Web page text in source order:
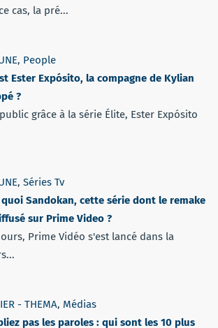
cas, la pré...
, People
Ester Expósito, la compagne de Kylian
?
grâce à la série Élite, Ester Expósito
, Séries Tv
quoi Sandokan, cette série dont le remake
sur Prime Video ?
Prime Vidéo s'est lancé dans la
- THEMA, Médias
pas les paroles : qui sont les 10 plus